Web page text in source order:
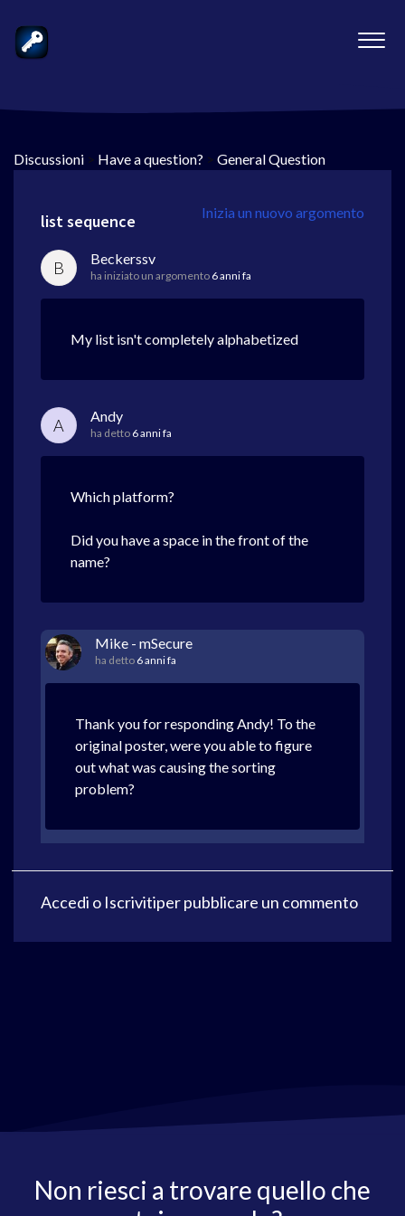
Discussioni > Have a question? > General Question
Inizia un nuovo argomento
list sequence
B Beckerssv
ha iniziato un argomento 6 anni fa
My list isn't completely alphabetized
A Andy
ha detto 6 anni fa
Which platform?
Did you have a space in the front of the
name?
Mike - mSecure
ha detto 6 anni fa
Thank you for responding Andy! To the
original poster, were you able to figure
out what was causing the sorting
problem?
Accedi o Iscrivitiper pubblicare un commento
Non riesci a trovare quello che